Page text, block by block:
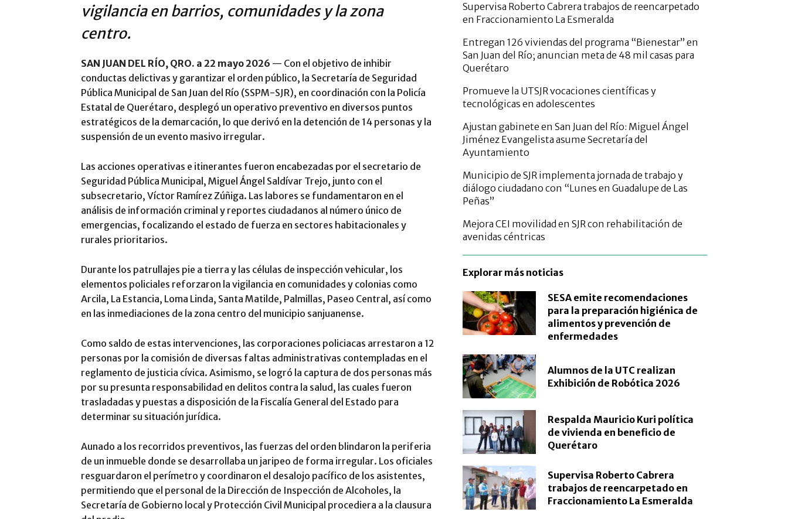
vigilancia en barrios, comunidades y la zona
centro.
SAN JUAN DEL RÍO, QRO. a 22 mayo 2026 — Con el objetivo de inhibir
conductas delictivas y garantizar el orden público, la Secretaría de Seguridad
Pública Municipal de San Juan del Río (SSPM-SJR), en coordinación con la Policía
Estatal de Querétaro, desplegó un operativo preventivo en diversos puntos
estratégicos de la demarcación, lo que derivó en la detención de 14 personas y la
suspensión de un evento masivo irregular.
Las acciones operativas e itinerantes fueron encabezadas por el secretario de
Seguridad Pública Municipal, Miguel Ángel Saldívar Trejo, junto con el
subsecretario, Víctor Ramírez Zúñiga. Las labores se fundamentaron en el
análisis de información criminal y reportes ciudadanos al número único de
emergencias, focalizando el estado de fuerza en sectores habitacionales y
rurales prioritarios.
Durante los patrullajes pie a tierra y las células de inspección vehicular, los
elementos policiales reforzaron la vigilancia en comunidades y colonias como
Arcila, La Estancia, Loma Linda, Santa Matilde, Palmillas, Paseo Central, así como
en las inmediaciones de la zona centro del municipio sanjuanense.
Como saldo de estas intervenciones, las corporaciones policiacas arrestaron a 12
personas por la comisión de diversas faltas administrativas contempladas en el
reglamento de justicia cívica. Asimismo, se logró la captura de dos personas más
por su presunta responsabilidad en delitos contra la salud, las cuales fueron
trasladadas y puestas a disposición de la Fiscalía General del Estado para
determinar su situación jurídica.
Aunado a los recorridos preventivos, las fuerzas del orden blindaron la periferia
de un inmueble donde se desarrollaba un jaripeo de forma irregular. Los oficiales
resguardaron el perímetro y coordinaron el desalojo pacífico de los asistentes,
permitiendo que el personal de la Dirección de Inspección de Alcoholes, la
Secretaría de Gobierno local y Protección Civil Municipal procediera a la clausura
Supervisa Roberto Cabrera trabajos de reencarpetado
en Fraccionamiento La Esmeralda
Entregan 126 viviendas del programa “Bienestar” en
San Juan del Río; anuncian meta de 48 mil casas para
Querétaro
Promueve la UTSJR vocaciones científicas y
tecnológicas en adolescentes
Ajustan gabinete en San Juan del Río: Miguel Ángel
Jiménez Evangelista asume Secretaría del
Ayuntamiento
Municipio de SJR implementa jornada de trabajo y
diálogo ciudadano con “Lunes en Guadalupe de Las
Peñas”
Mejora CEI movilidad en SJR con rehabilitación de
avenidas céntricas
Explorar más noticias
SESA emite recomendaciones
para la preparación higiénica de
alimentos y prevención de
enfermedades
Alumnos de la UTC realizan
Exhibición de Robótica 2026
Respalda Mauricio Kuri política
de vivienda en beneficio de
Querétaro
Supervisa Roberto Cabrera
trabajos de reencarpetado en
Fraccionamiento La Esmeralda